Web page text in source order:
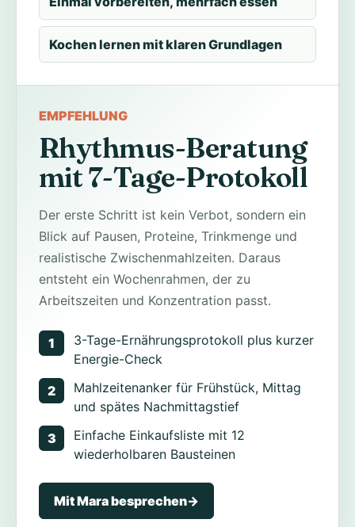
Kochen lernen mit klaren Grundlagen
EMPFEHLUNG
Rhythmus-Beratung
mit 7-Tage-Protokoll
Der erste Schritt ist kein Verbot, sondern ein
Blick auf Pausen, Proteine, Trinkmenge und
realistische Zwischenmahlzeiten. Daraus
entsteht ein Wochenrahmen, der zu
Arbeitszeiten und Konzentration passt.
1
3-Tage-Ernährungsprotokoll plus kurzer
Energie-Check
2
Mahlzeitenanker für Frühstück, Mittag
und spätes Nachmittagstief
3
Einfache Einkaufsliste mit 12
wiederholbaren Bausteinen
Mit Mara besprechen->